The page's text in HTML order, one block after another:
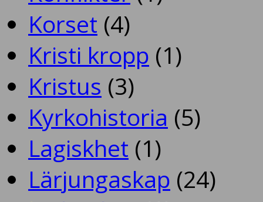
Korset (4)
Kristi kropp (1)
Kristus (3)
Kyrkohistoria (5)
Lagiskhet (1)
Lärjungaskap (24)